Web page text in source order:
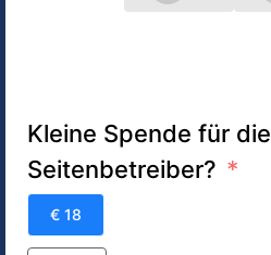
Kleine Spende für die
Seitenbetreiber?
€ 18